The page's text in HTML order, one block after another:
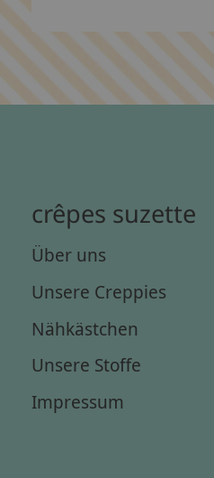
crêpes suzette
Über uns
Unsere Creppies
Nähkästchen
Unsere Stoffe
Impressum